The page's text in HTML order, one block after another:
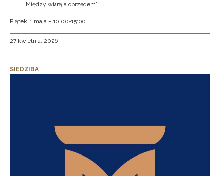
Między wiarą a obrzędem”
Piątek, 1 maja – 10:00-15:00
27 kwietnia, 2026
SIEDZIBA